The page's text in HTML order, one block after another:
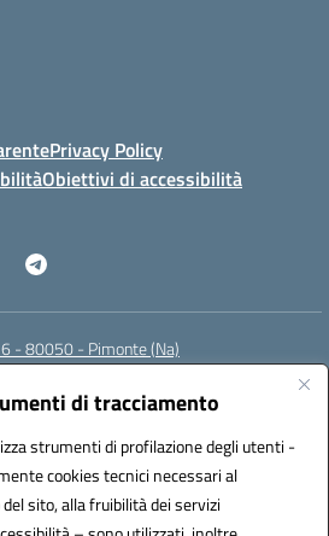
di tracciamento
strumenti di profilazione degli utenti -
cookies tecnici necessari al
sito, alla fruibilità dei servizi
Privacy Policy
Obiettivi di accessibilità
- 80050 - Pimonte (Na)
naic86400x@pec.istruzione.it
Amministrazioni (IPA): ISTSC_NAIC86400X
UF5NKX